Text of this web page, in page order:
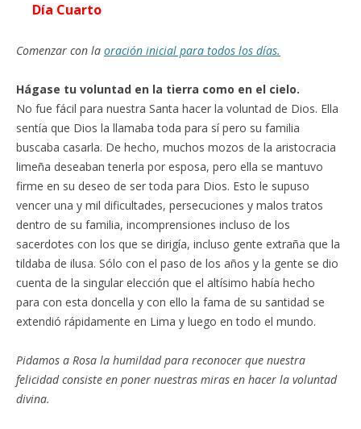
Día Cuarto
Comenzar con la oración inicial para todos los días.
Hágase tu voluntad en la tierra como en el cielo.
No fue fácil para nuestra Santa hacer la voluntad de Dios. Ella
sentía que Dios la llamaba toda para sí pero su familia
buscaba casarla. De hecho, muchos mozos de la aristocracia
limeña deseaban tenerla por esposa, pero ella se mantuvo
firme en su deseo de ser toda para Dios. Esto le supuso
vencer una y mil dificultades, persecuciones y malos tratos
dentro de su familia, incomprensiones incluso de los
sacerdotes con los que se dirigía, incluso gente extraña que la
tildaba de ilusa. Sólo con el paso de los años y la gente se dio
cuenta de la singular elección que el altísimo había hecho
para con esta doncella y con ello la fama de su santidad se
extendió rápidamente en Lima y luego en todo el mundo.
Pidamos a Rosa la humildad para reconocer que nuestra
felicidad consiste en poner nuestras miras en hacer la voluntad
divina.